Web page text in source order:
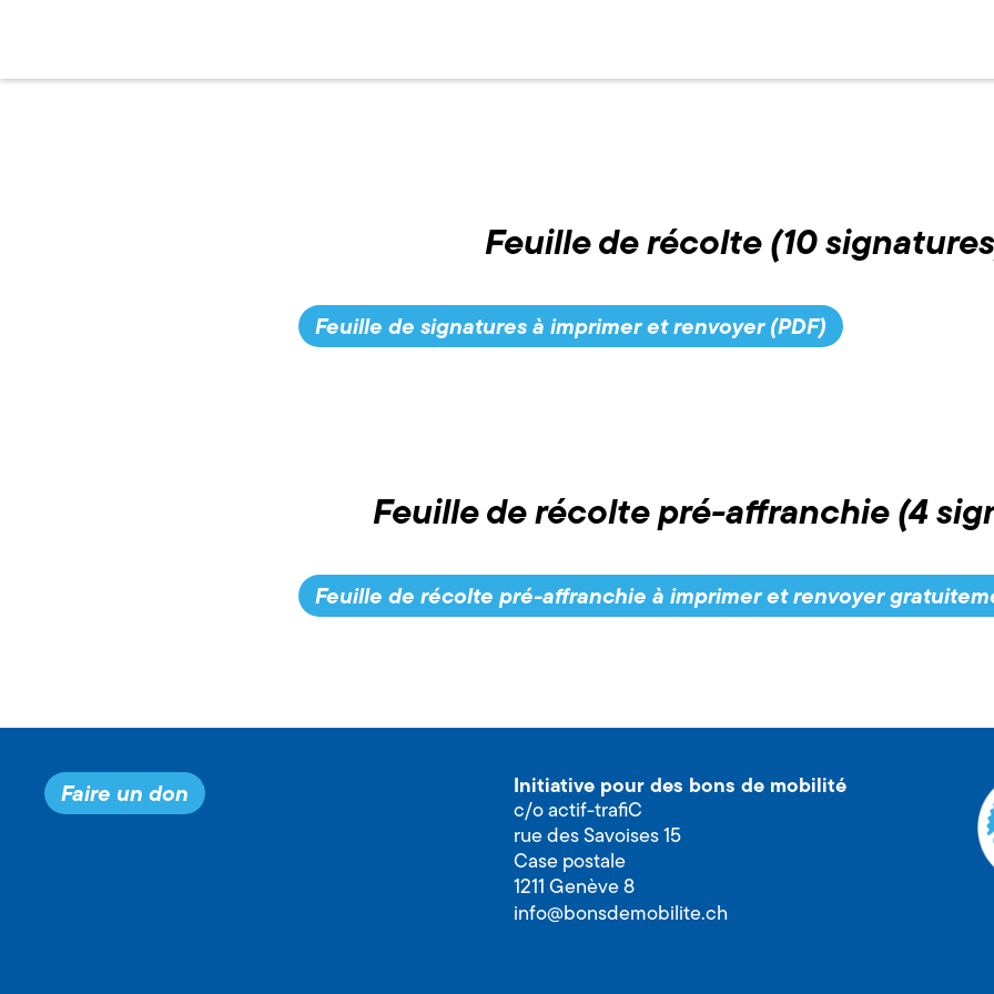
Feuille de récolte (10
Feuille de signatures à imprimer et renvoyer (PDF)
Feuille de récolte pré-affranchie (4
Feuille de récolte pré-affranchie à imprimer et renvoyer
Faire un don Initiative pour des bons de mobilité
c/o actif-trafiC
rue des Savoises 15
Case postale
1211 Genève 8
info@bonsdemobilite.ch